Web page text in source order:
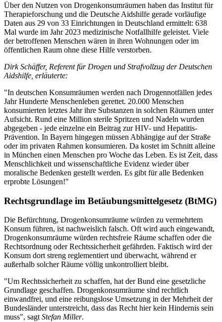
Über den Nutzen von Drogenkonsumräumen haben das Institut für
Therapieforschung und die Deutsche Aidshilfe gerade vorläufige
Daten aus 29 von 33 Einrichtungen in Deutschland ermittelt: 638
Mal wurde im Jahr 2023 medizinische Notfallhilfe geleistet. Viele
der betroffenen Menschen wären in ihren Wohnungen oder im
öffentlichen Raum ohne diese Hilfe verstorben.
Dirk Schäffer, Referent für Drogen und Strafvollzug der Deutschen
Aidshilfe, erläuterte:
"In deutschen Konsumräumen werden nach Drogennotfällen jedes
Jahr Hunderte Menschenleben gerettet. 20.000 Menschen
konsumierten letztes Jahr ihre Substanzen in solchen Räumen unter
Aufsicht. Rund eine Million sterile Spritzen und Nadeln wurden
abgegeben - jede einzelne ein Beitrag zur HIV- und Hepatitis-
Prävention. In Bayern hingegen müssen Abhängige auf der Straße
oder im privaten Rahmen konsumieren. Da kostet im Schnitt alleine
in München einen Menschen pro Woche das Leben. Es ist Zeit, dass
Menschlichkeit und wissenschaftliche Evidenz wieder über
moralische Bedenken gestellt werden. Es gibt für alle Bedenken
erprobte Lösungen!"
Rechtsgrundlage im Betäubungsmittelgesetz (BtMG)
Die Befürchtung, Drogenkonsumräume würden zu vermehrtem
Konsum führen, ist nachweislich falsch. Oft wird auch eingewandt,
Drogenkonsumräume würden rechtsfreie Räume schaffen oder die
Rechtsordnung oder Rechtssicherheit gefährden. Faktisch wird der
Konsum dort streng reglementiert und überwacht, während er
außerhalb solcher Räume völlig unkontrolliert bleibt.
"Um Rechtssicherheit zu schaffen, hat der Bund eine gesetzliche
Grundlage geschaffen. Drogenkonsumräume sind rechtlich
einwandfrei, und eine reibungslose Umsetzung in der Mehrheit der
Bundesländer unterstreicht, dass das Recht hier kein Hindernis sein
muss", sagt Stefan Miller.